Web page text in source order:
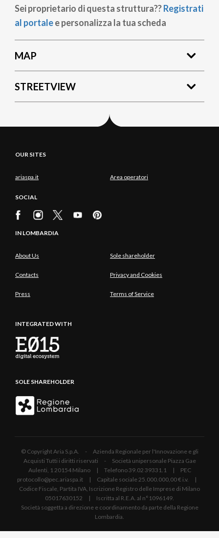
Sei proprietario di questa struttura??Registrati
al portalee personalizza la tua scheda
MAP
STREETVIEW
OUR SITES
ariaspa.it Area operatori
SOCIAL
IN LOMBARDIA
About Us Sole shareholder
Contacts Privacy and Cookies
Press Terms of Service
INTEGRATED WITH
SOLE SHAREHOLDER
© Copyright Aria S.p.A. - Azienda Regionale per l'Innovazione e gli
Acquisti Tutti i diritti riservati - Società unipersonale Piazza Gae
Aulenti, 1 20154 Milano | Telefono 39.02 39331.1 | PEC
protocollo@pec.ariaspa.it | Capitale sociale 25.000.000,00 € i.v. |
Codice Fiscale, Partita IVA, Iscrizione Registro delle Imprese di Milano
05017630152 | Iscritta al R.E.A. al n°1096149.
Società soggetta a direzione e coordinamento da parte della Regione
Lombardia.